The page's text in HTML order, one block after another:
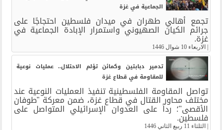
الجماعية في غزة
تجمع أهالي طهران في ميدان فلسطين احتجاجًا على
جرائم الكيان الصهيوني واستمرار الإبادة الجماعية في
غزة.
الاربعاء 10 شوال 1446
تدمير دبابتين وكمائن تؤلم الاحتلال.. عمليات نوعية
للمقاومة في قطاع غزة
تواصل المقاومة الفلسطينية تنفيذ العمليات النوعية عند
مختلف محاور القتال في قطاع غزة، ضمن معركة "طوفان
الأقصى"؛ رداً على العدوان الإسرائيلي المتواصل على
فلسطين.
الثلثاء 11 ربيع الثاني 1446